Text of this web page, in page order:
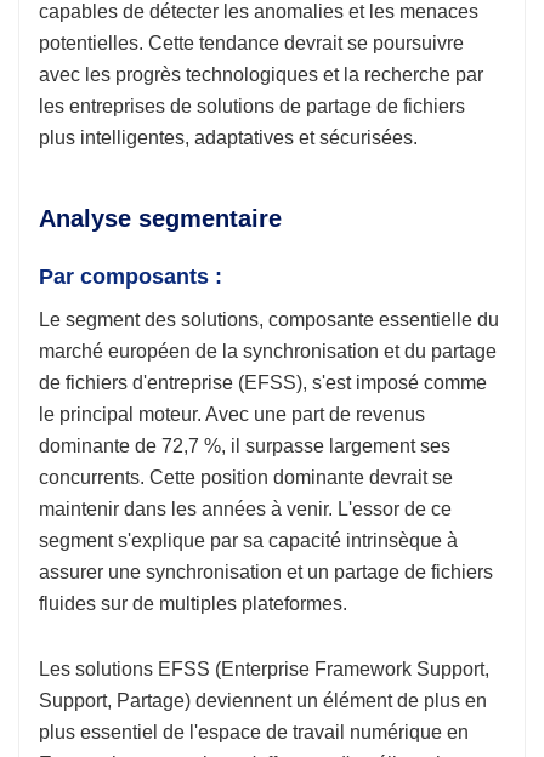
capables de détecter les anomalies et les menaces
potentielles. Cette tendance devrait se poursuivre
avec les progrès technologiques et la recherche par
les entreprises de solutions de partage de fichiers
plus intelligentes, adaptatives et sécurisées.
Analyse segmentaire
Par composants :
Le segment des solutions, composante essentielle du
marché européen de la synchronisation et du partage
de fichiers d'entreprise (EFSS), s'est imposé comme
le principal moteur. Avec une part de revenus
dominante de 72,7 %, il surpasse largement ses
concurrents. Cette position dominante devrait se
maintenir dans les années à venir. L'essor de ce
segment s'explique par sa capacité intrinsèque à
assurer une synchronisation et un partage de fichiers
fluides sur de multiples plateformes.
Les solutions EFSS (Enterprise Framework Support,
Support, Partage) deviennent un élément de plus en
plus essentiel de l'espace de travail numérique en